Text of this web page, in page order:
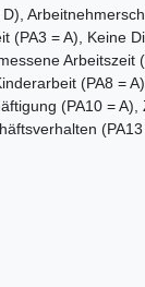
(PA3 = A), Keine
Arbeitszeit
(PA8 =
(PA10 = A),
(PA13